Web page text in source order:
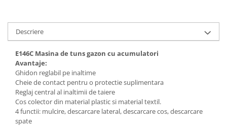
Motocositoare
Accesorii utilaje agricole
Pachete motocultoare
Minitractoare
Vehicule utilitare
Curte si gradina
Masini de tuns gazon
Descriere
E146C Masina de tuns gazon cu acumulatori
Avantaje:
Ghidon reglabil pe inaltime
Cheie de contact pentru o protectie suplimentara
Reglaj central al inaltimii de taiere
Cos colector din material plastic si material textil.
4 functii: mulcire, descarcare lateral, descarcare cos, descarcare
spate